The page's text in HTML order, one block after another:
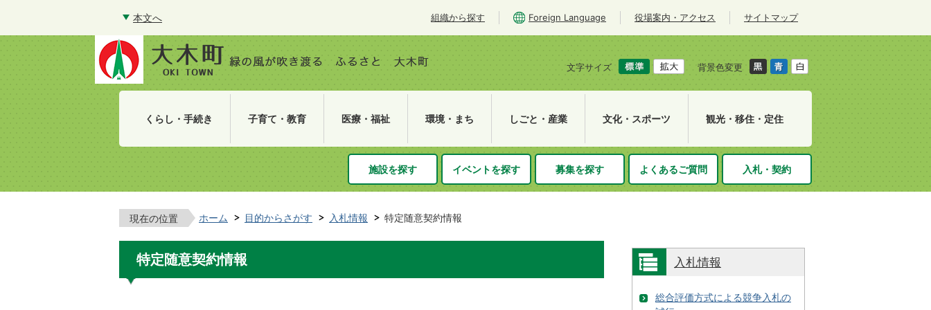
本文へ 組織から探す Foreign Language 役場案内・アクセス サイトマップ
文字サイズ 背景色変更
くらし・手続き 子育て・教育 医療・福祉 環境・まち しごと・産業 文化・スポーツ 観光・移住・定住
施設を探す イベントを探す 募集を探す よくあるご質問 入札・契約
現在の位置 ホーム 目的からさがす 入札情報 特定随意契約情報
特定随意契約情報 入札情報
総合評価方式による競争入札の